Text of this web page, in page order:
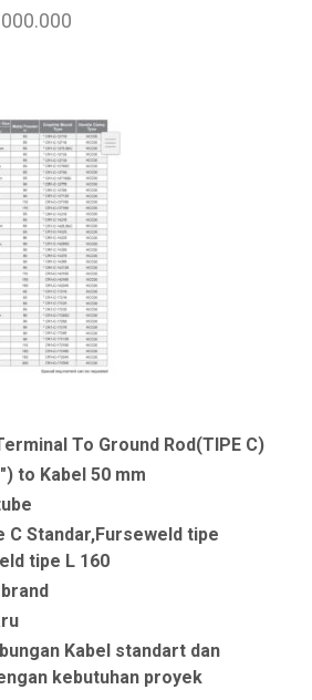
g
a
s
a
a
t
i
n
a
d
l
:
R
To Ground Rod(TIPE C)
to Kabel 50 mm
C Standar,Furseweld tipe
tipe L 160
Kabel standart dan
kebutuhan proyek